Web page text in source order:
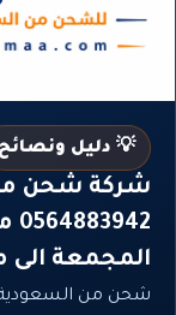
💡 دليل ونصائح
شركة شحن
المجمعة الى
شحن من